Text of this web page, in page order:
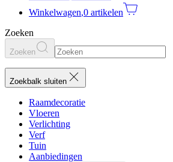
Winkelwagen,0 artikelen
Zoeken
Zoeken
Zoekbalk sluiten
Raamdecoratie
Vloeren
Verlichting
Verf
Tuin
Aanbiedingen